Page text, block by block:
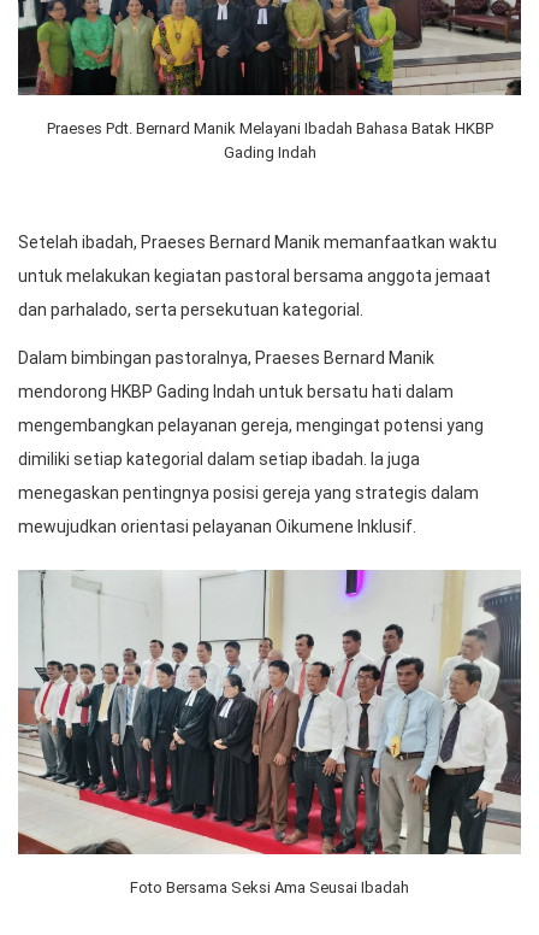
Praeses Pdt. Bernard Manik Melayani Ibadah Bahasa Batak HKBP
Gading Indah
Setelah ibadah, Praeses Bernard Manik memanfaatkan waktu
untuk melakukan kegiatan pastoral bersama anggota jemaat
dan parhalado, serta persekutuan kategorial.
Dalam bimbingan pastoralnya, Praeses Bernard Manik
mendorong HKBP Gading Indah untuk bersatu hati dalam
mengembangkan pelayanan gereja, mengingat potensi yang
dimiliki setiap kategorial dalam setiap ibadah. Ia juga
menegaskan pentingnya posisi gereja yang strategis dalam
mewujudkan orientasi pelayanan Oikumene Inklusif.
Foto Bersama Seksi Ama Seusai Ibadah